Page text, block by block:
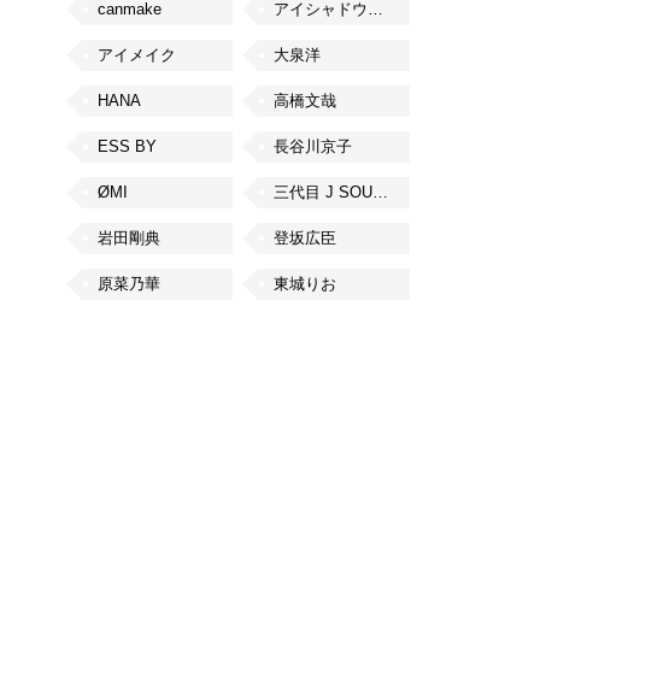
canmake アイシャドウベース
アイメイク 大泉洋
HANA 高橋文哉
ESS BY 長谷川京子
ØMI 三代目 J SOUL BROTHERS from EXILE TRIBE
岩田剛典 登坂広臣
原菜乃華 東城りお